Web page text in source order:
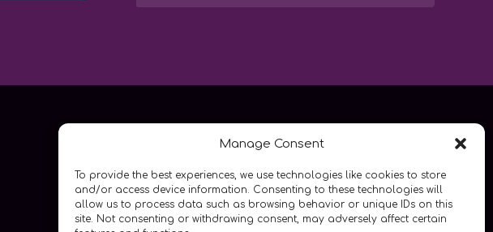
Manage Consent
To provide the best experiences, we use technologies like cookies to store
and/or access device information. Consenting to these technologies will
allow us to process data such as browsing behavior or unique IDs on this
site. Not consenting or withdrawing consent, may adversely affect certain